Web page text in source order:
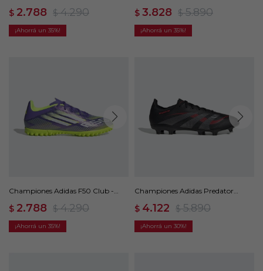
$ 2.788 $ 4.290
35
$ 3.828 $ 5.890
35
Championes Adidas F50 Club -
$ 2.788 $ 4.290
35
Championes Adidas Predator
$ 4.122 $ 5.890
30